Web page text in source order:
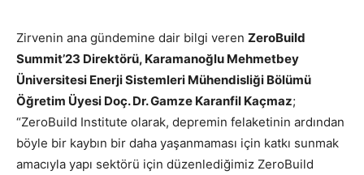
Zirvenin ana gündemine dair bilgi veren ZeroBuild
Summit’23 Direktörü, Karamanoğlu Mehmetbey
Üniversitesi Enerji Sistemleri Mühendisliği Bölümü
Öğretim Üyesi Doç. Dr. Gamze Karanfil Kaçmaz;
“ZeroBuild Institute olarak, depremin felaketinin ardından
böyle bir kaybın bir daha yaşanmaması için katkı sunmak
amacıyla yapı sektörü için düzenlediğimiz ZeroBuild